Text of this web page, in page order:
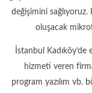
değişimini
oluşacak
İstanbul
hizmeti veren
program yazılım vb.